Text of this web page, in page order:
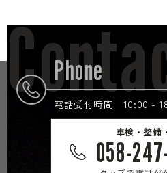
Phone
電話受付時間 10:00 -
車検・整備
058-